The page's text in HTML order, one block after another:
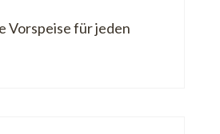
Vorspeise für jeden